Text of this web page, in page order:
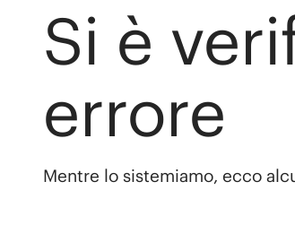
Si è
errore
Mentre lo sistemiamo, ecco